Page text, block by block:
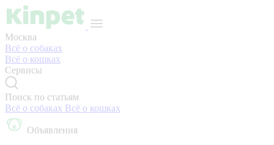
Москва
Всё о собаках
Всё о кошках
Сервисы
Поиск по статьям
Всё о собаках Всё о кошках
Объявления